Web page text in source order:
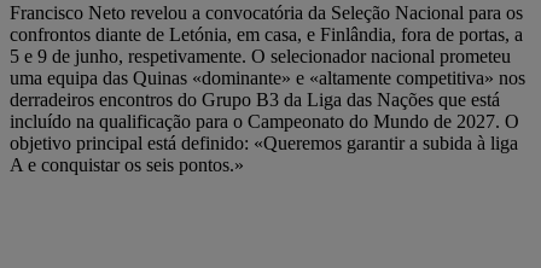
Francisco Neto revelou a convocatória da Seleção Nacional para os
confrontos diante de Letónia, em casa, e Finlândia, fora de portas, a
5 e 9 de junho, respetivamente. O selecionador nacional prometeu
uma equipa das Quinas «dominante» e «altamente competitiva» nos
derradeiros encontros do Grupo B3 da Liga das Nações que está
incluído na qualificação para o Campeonato do Mundo de 2027. O
objetivo principal está definido: «Queremos garantir a subida à liga
A e conquistar os seis pontos.»